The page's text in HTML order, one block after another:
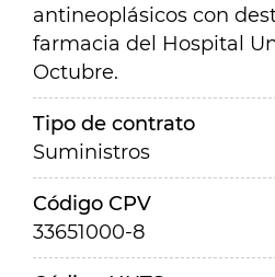
antineoplásicos con
farmacia del Hospital
Octubre.
Tipo de contrato
Suministros
Código CPV
33651000-8